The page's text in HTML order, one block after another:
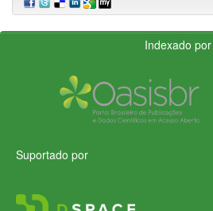
Indexado por
Suportado por